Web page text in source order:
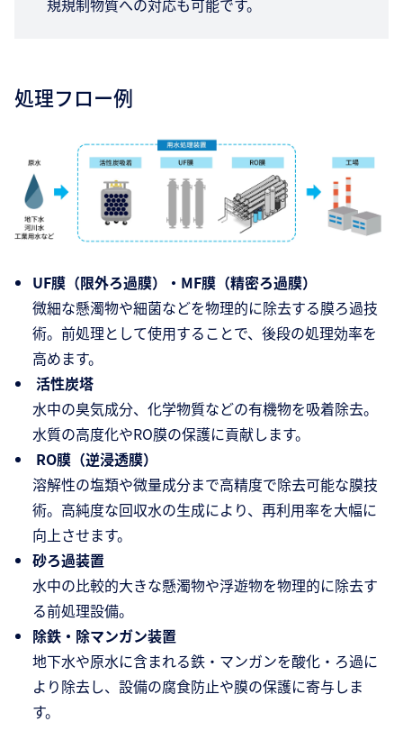
処理フロー例
UF膜（限外ろ過膜）・MF膜（精密ろ過膜）
微細な懸濁物や細菌などを物理的に除去する膜ろ過技
術。前処理として使用することで、後段の処理効率を
高めます。
活性炭塔
水中の臭気成分、化学物質などの有機物を吸着除去。
水質の高度化やRO膜の保護に貢献します。
RO膜（逆浸透膜）
溶解性の塩類や微量成分まで高精度で除去可能な膜技
術。高純度な回収水の生成により、再利用率を大幅に
向上させます​。
砂ろ過装置
水中の比較的大きな懸濁物や浮遊物を物理的に除去す
る前処理設備。
除鉄・除マンガン装置
地下水や原水に含まれる鉄・マンガンを酸化・ろ過に
より除去し、設備の腐食防止や膜の保護に寄与しま
す。